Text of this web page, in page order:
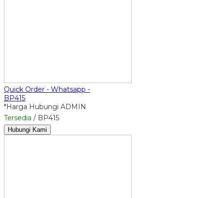
Quick Order - Whatsapp -
BP415
*Harga Hubungi ADMIN
Tersedia / BP415
Hubungi Kami